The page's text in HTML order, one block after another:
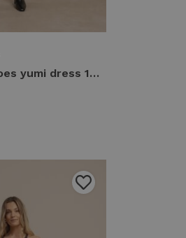
Studio Anneloes yumi dress 14390 Jurk 9000 black